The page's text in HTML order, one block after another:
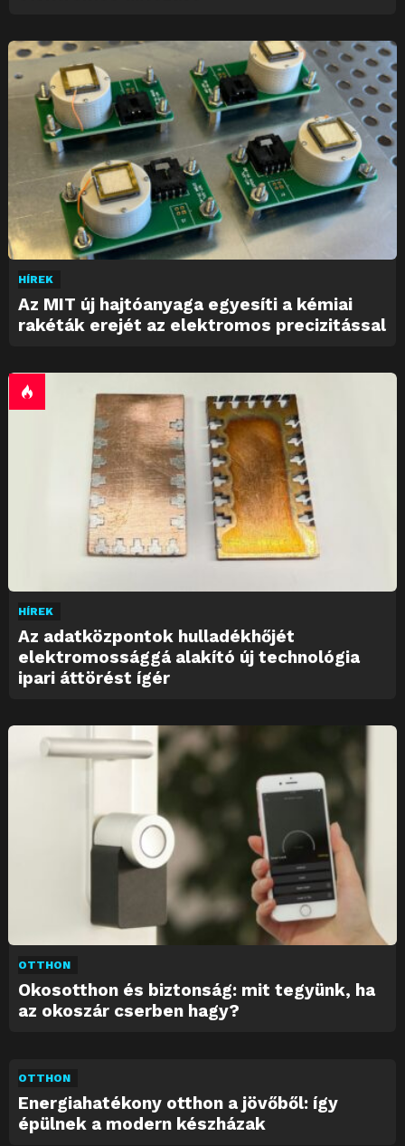
HÍREK
Az MIT új hajtóanyaga egyesíti a kémiai
rakéták erejét az elektromos precizitással
HÍREK
Az adatközpontok hulladékhőjét
elektromossággá alakító új technológia
ipari áttörést ígér
OTTHON
Okosotthon és biztonság: mit tegyünk, ha
az okoszár cserben hagy?
OTTHON
Energiahatékony otthon a jövőből: így
épülnek a modern készházak